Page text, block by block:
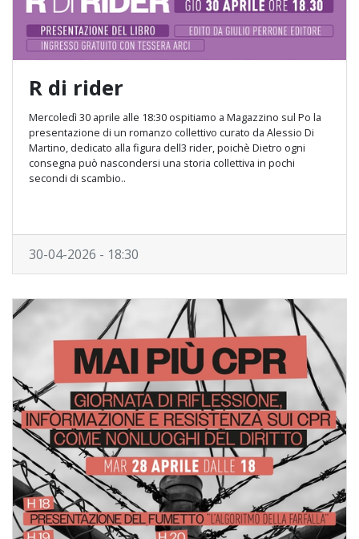
R di rider
Mercoledì 30 aprile alle 18:30 ospitiamo a Magazzino sul Po la
presentazione di un romanzo collettivo curato da Alessio Di
Martino, dedicato alla figura dell3 rider, poichè Dietro ogni
consegna può nascondersi una storia collettiva in pochi
secondi di scambio..
30-04-2026 - 18:30